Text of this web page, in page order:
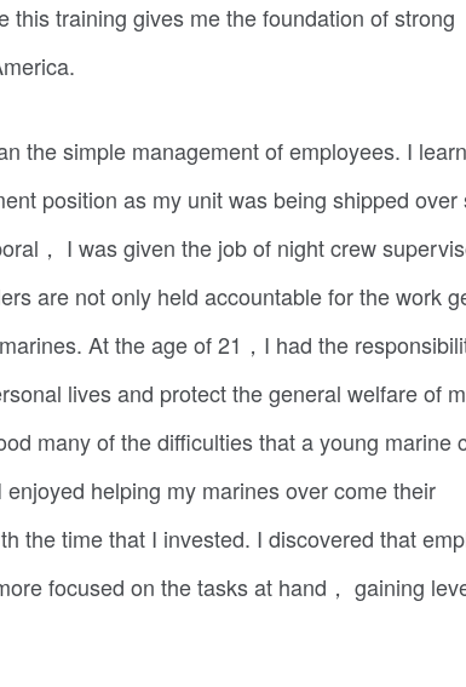
training gives me the foundation of strong
the simple management of employees. I
position as my unit was being shipped over
， I was given the job of night crew
are not only held accountable for the work
At the age of 21，I had the
lives and protect the general welfare of
many of the difficulties that a young marine
helping my marines over come their
the time that I invested. I discovered that
focused on the tasks at hand， gaining